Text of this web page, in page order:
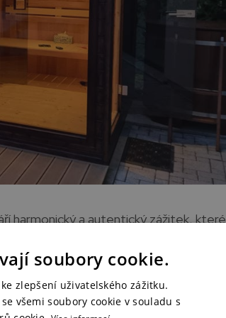
harmonický a autentický zážitek, které
na zahradu. V případě rovinatého
soukromí lze kolem něj vysázet
soubory cookie.
zlepšení uživatelského zážitku.
všemi soubory cookie v souladu s